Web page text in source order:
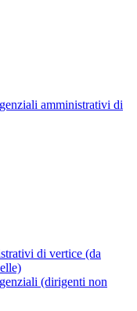
amministrativi di
di vertice (da
(dirigenti non